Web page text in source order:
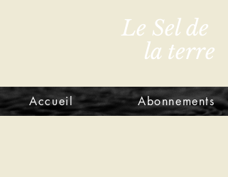
Le Sel de
la terre
Accueil Abonnements